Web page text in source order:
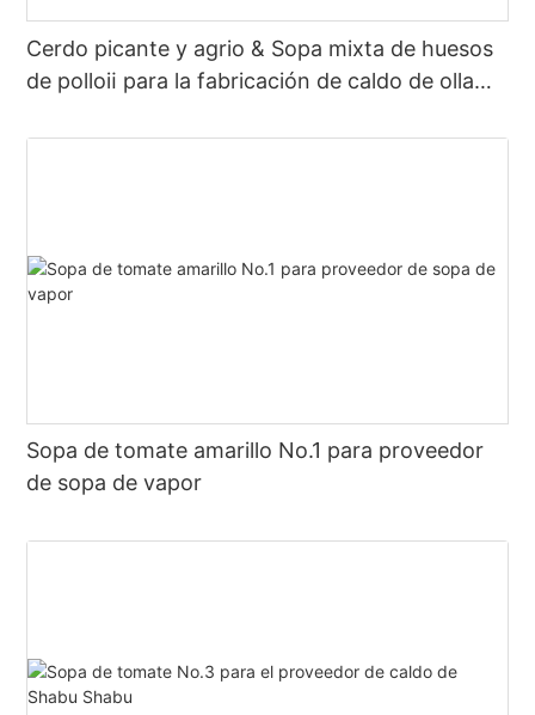
Cerdo picante y agrio & Sopa mixta de huesos
de polloⅱ para la fabricación de caldo de olla
Sopa de tomate amarillo No.1 para proveedor
de sopa de vapor